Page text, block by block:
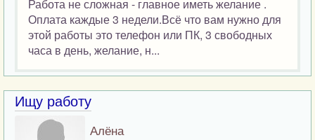
Работа не сложная - главное иметь желание .
Оплата каждые 3 недели.Всё что вам нужно для
этой работы это телефон или ПК, 3 свободных
часа в день, желание, н...
Ищу работу
Алёна